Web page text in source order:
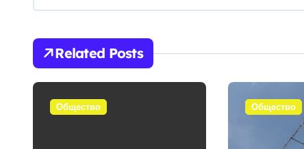
а
ц
и
Related Posts
Общество Общество